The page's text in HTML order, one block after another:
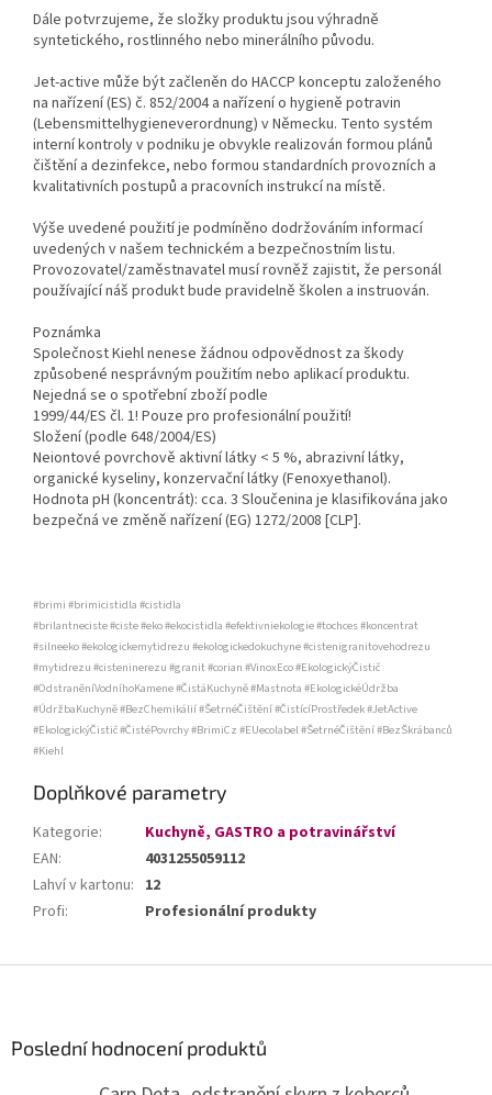
Dále potvrzujeme, že složky produktu jsou výhradně
syntetického, rostlinného nebo minerálního původu.
Jet-active může být začleněn do HACCP konceptu založeného
na nařízení (ES) č. 852/2004 a nařízení o hygieně potravin
(Lebensmittelhygieneverordnung) v Německu. Tento systém
interní kontroly v podniku je obvykle realizován formou plánů
čištění a dezinfekce, nebo formou standardních provozních a
kvalitativních postupů a pracovních instrukcí na místě.
Výše uvedené použití je podmíněno dodržováním informací
uvedených v našem technickém a bezpečnostním listu.
Provozovatel/zaměstnavatel musí rovněž zajistit, že personál
používající náš produkt bude pravidelně školen a instruován.
Poznámka
Společnost Kiehl nenese žádnou odpovědnost za škody
způsobené nesprávným použitím nebo aplikací produktu.
Nejedná se o spotřební zboží podle
1999/44/ES čl. 1! Pouze pro profesionální použití!
Složení (podle 648/2004/ES)
Neiontové povrchově aktivní látky < 5 %, abrazivní látky,
organické kyseliny, konzervační látky (Fenoxyethanol).
Hodnota pH (koncentrát): cca. 3 Sloučenina je klasifikována jako
bezpečná ve změně nařízení (EG) 1272/2008 [CLP].
#brimi #brimicistidla #cistidla
#brilantneciste #ciste #eko #ekocistidla #efektivniekologie #tochces #koncentrat
#silneeko #ekologickemytidrezu #ekologickedokuchyne #cistenigranitovehodrezu
#mytidrezu #cisteninerezu #granit #corian #VinoxEco #EkologickýČistič
#OdstraněníVodníhoKamene #ČistáKuchyně #Mastnota #EkologickéÚdržba
#ÚdržbaKuchyně #BezChemikálií #ŠetrnéČištění #ČistícíProstředek #JetActive
#EkologickýČistič #ČistéPovrchy #BrimiCz #EUecolabel #ŠetrnéČištění #BezŠkrábanců
#Kiehl
Doplňkové parametry
Kategorie:
Kuchyně, GASTRO a potravinářství
EAN:
4031255059112
Lahví v kartonu: 12
Profi: Profesionální produkty
Poslední hodnocení produktů